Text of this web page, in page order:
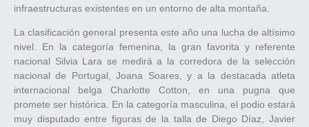
infraestructuras existentes en un entorno de alta montaña.
La clasificación general presenta este año una lucha de altísimo
nivel. En la categoría femenina, la gran favorita y referente
nacional Silvia Lara se medirá a la corredora de la selección
nacional de Portugal, Joana Soares, y a la destacada atleta
internacional belga Charlotte Cotton, en una pugna que
promete ser histórica. En la categoría masculina, el podio estará
muy disputado entre figuras de la talla de Diego Díaz, Javier